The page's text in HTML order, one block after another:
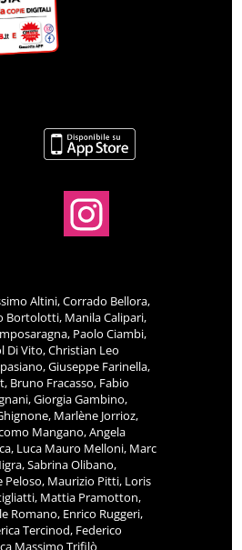
Altini, Corrado Bellora,
Bortolotti, Manila Calipari,
Paolo Ciambi,
Di Vito, Christian Leo
Giuseppe Farinella,
Bruno Fracasso, Fabio
Giorgia Gambino,
Marlène Jorrioz,
Mangano, Angela
Luca Mauro Melloni, Marc
Sabrina Olibano,
Peloso, Maurizio Pitti, Loris
Mattia Pramotton,
Romano, Enrico Ruggeri,
Tercinod, Federico
Massimo Trifilò